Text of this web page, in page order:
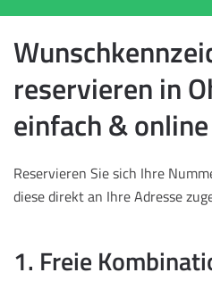
reservieren in
einfach & online
Reservieren Sie sich Ihre
diese direkt an Ihre Adresse
1. Freie